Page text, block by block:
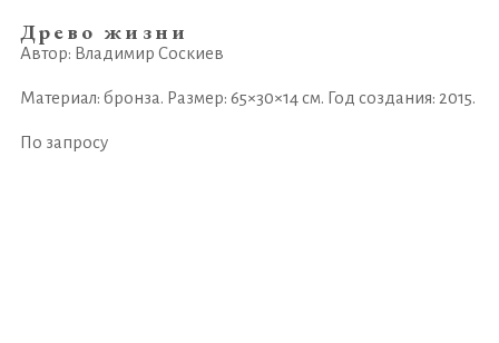
Древо жизни
Автор: Владимир Соскиев
Материал: бронза. Размер: 65×30×14 см. Год создания: 2015.
По запросу